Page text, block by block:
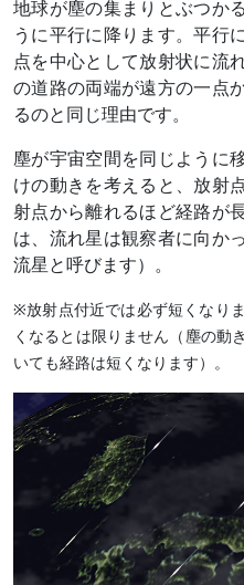
地球が塵の集まりとぶつか
うに平行に降ります。平行
点を中心として放射状に流
の道路の両端が遠方の一点
るのと同じ理由です。
塵が宇宙空間を同じように
けの動きを考えると、放射
射点から離れるほど経路が
は、流れ星は観察者に向か
流星と呼びます）。
※放射点付近では必ず短くなり
くなるとは限りません（塵の動
いても経路は短くなります）。